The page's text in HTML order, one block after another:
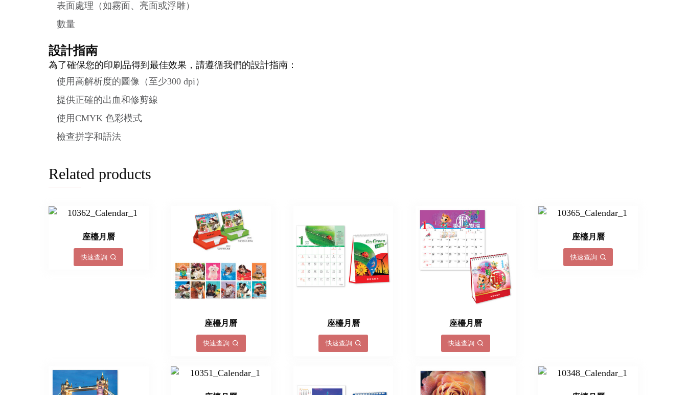
表面處理（如霧面、亮面或浮雕）
數量
設計指南
為了確保您的印刷品得到最佳效果，請遵循我們的設計指南：
使用高解析度的圖像（至少300 dpi）
提供正確的出血和修剪線
使用CMYK 色彩模式
檢查拼字和語法
Related products
座檯月曆
快速查詢
座檯月曆
快速查詢
座檯月曆
快速查詢
座檯月曆
快速查詢
座檯月曆
快速查詢